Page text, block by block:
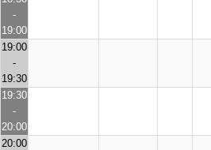
-
19:00
19:00
-
19:30
19:30
-
20:00
20:00